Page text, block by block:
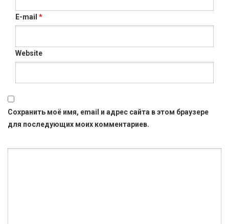
E-mail *
Website
Сохранить моё имя, email и адрес сайта в этом браузере
для последующих моих комментариев.